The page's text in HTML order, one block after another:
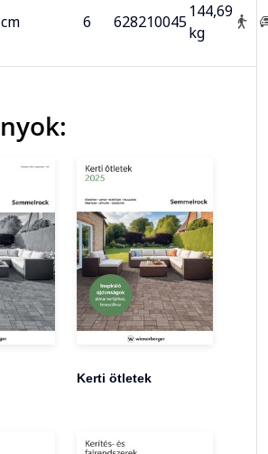
6 628210045
144,69
kg
Kerti ötletek